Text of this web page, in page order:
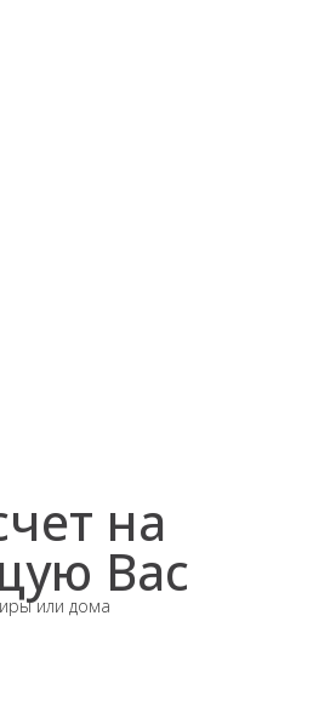
или дома
на
Вас